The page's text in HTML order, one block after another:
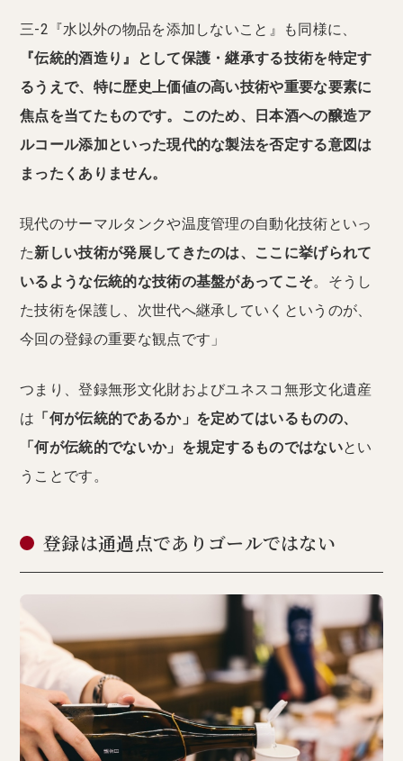
三-2『水以外の物品を添加しないこと』も同様に、
『伝統的酒造り』として保護・継承する技術を特定す
るうえで、特に歴史上価値の高い技術や重要な要素に
焦点を当てたものです。このため、日本酒への醸造ア
ルコール添加といった現代的な製法を否定する意図は
まったくありません。
現代のサーマルタンクや温度管理の自動化技術といっ
た新しい技術が発展してきたのは、ここに挙げられて
いるような伝統的な技術の基盤があってこそ。そうし
た技術を保護し、次世代へ継承していくというのが、
今回の登録の重要な観点です」
つまり、登録無形文化財およびユネスコ無形文化遺産
は 「何が伝統的であるか」を定めてはいるものの、
「何が伝統的でないか」を規定するものではないとい
うことです。
登録は通過点でありゴールではない